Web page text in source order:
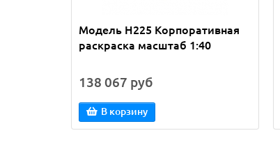
Модель H225 Корпоративная
раскраска масштаб 1:40
138 067 руб
В корзину